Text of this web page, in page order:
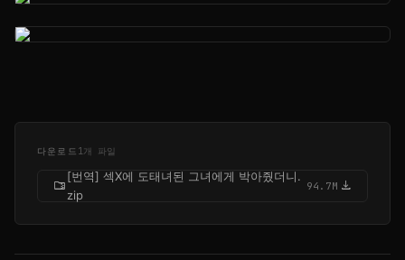
다운로드 1개 파일
folder_zip
[번역] 섹X에 도태녀된 그녀에게 박아줬더니.
zip
94.7M download